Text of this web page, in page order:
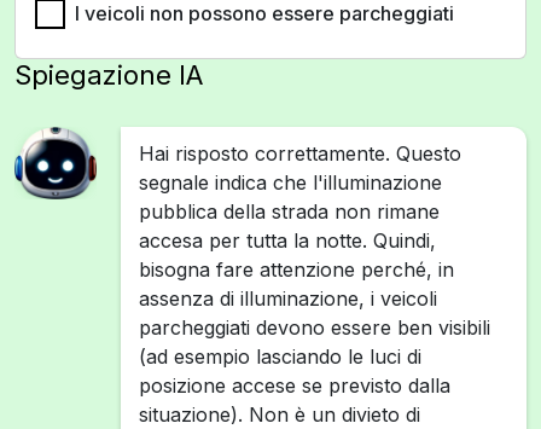
I veicoli non possono essere parcheggiati
Spiegazione IA
Hai risposto correttamente. Questo
segnale indica che l'illuminazione
pubblica della strada non rimane
accesa per tutta la notte. Quindi,
bisogna fare attenzione perché, in
assenza di illuminazione, i veicoli
parcheggiati devono essere ben visibili
(ad esempio lasciando le luci di
posizione accese se previsto dalla
situazione). Non è un divieto di